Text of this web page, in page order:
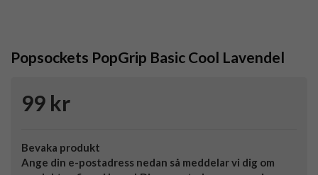
Popsockets PopGrip Basic Cool Lavendel
99 kr
Bevaka produkt
Ange din e-postadress nedan så meddelar vi dig om